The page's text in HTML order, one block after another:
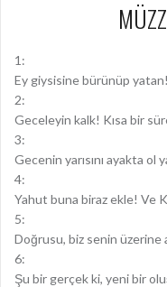
1:
Ey giysisine bürünüp yatan!
2:
Geceleyin kalk! Kısa bir
3:
Gecenin yarısını ayakta
4:
Yahut buna biraz ekle! Ve
5:
Doğrusu, biz senin üzerine
6:
Şu bir gerçek ki, yeni bir